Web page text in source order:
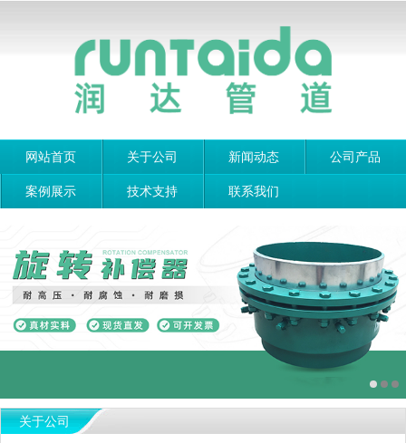
网站首页 关于公司 新闻动态 公司产品
案例展示 技术支持 联系我们
关于公司